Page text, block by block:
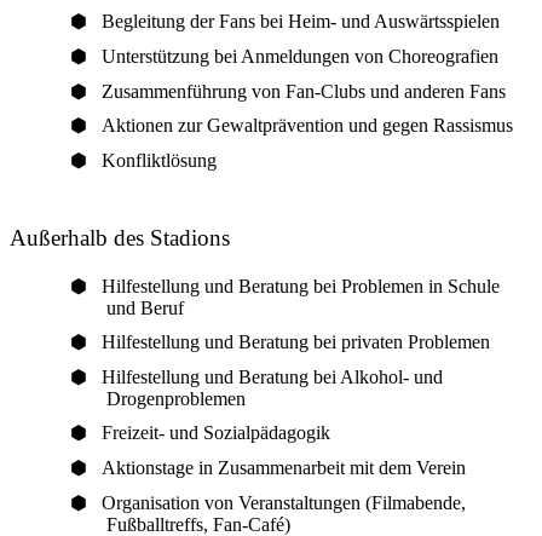
Begleitung der Fans bei Heim- und Auswärtsspielen
Unterstützung bei Anmeldungen von Choreografien
Zusammenführung von Fan-Clubs und anderen Fans
Aktionen zur Gewaltprävention und gegen Rassismus
Konfliktlösung
Außerhalb des Stadions
Hilfestellung und Beratung bei Problemen in Schule
und Beruf
Hilfestellung und Beratung bei privaten Problemen
Hilfestellung und Beratung bei Alkohol- und
Drogenproblemen
Freizeit- und Sozialpädagogik
Aktionstage in Zusammenarbeit mit dem Verein
Organisation von Veranstaltungen (Filmabende,
Fußballtreffs, Fan-Café)